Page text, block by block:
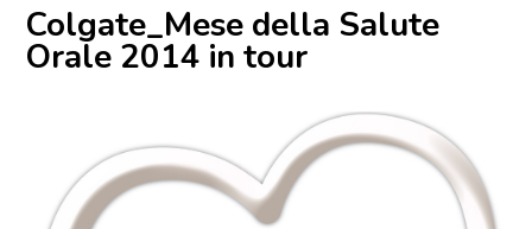
Colgate_Mese della Salute
Orale 2014 in tour